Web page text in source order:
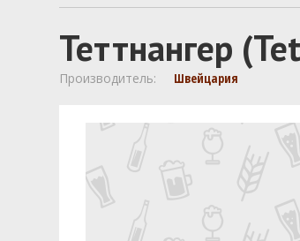
Теттнангер
Производитель: Швейцария